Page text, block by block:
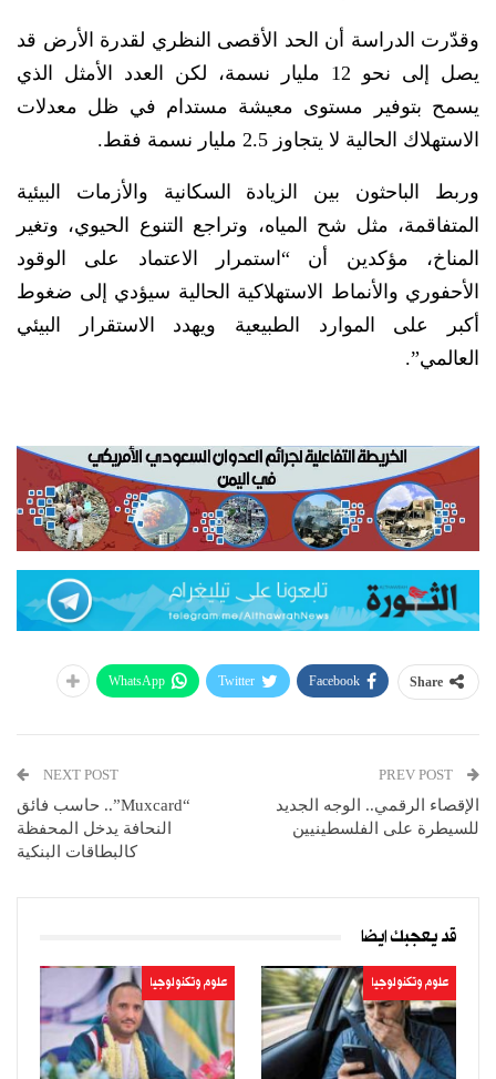
وقدّرت الدراسة أن الحد الأقصى النظري لقدرة الأرض قد
يصل إلى نحو 12 مليار نسمة، لكن العدد الأمثل الذي
يسمح بتوفير مستوى معيشة مستدام في ظل معدلات
الاستهلاك الحالية لا يتجاوز 2.5 مليار نسمة فقط.
وربط الباحثون بين الزيادة السكانية والأزمات البيئية
المتفاقمة، مثل شح المياه، وتراجع التنوع الحيوي، وتغير
المناخ، مؤكدين أن “استمرار الاعتماد على الوقود
الأحفوري والأنماط الاستهلاكية الحالية سيؤدي إلى ضغوط
أكبر على الموارد الطبيعية ويهدد الاستقرار البيئي
العالمي”.
Share
Facebook
Twitter
WhatsApp
الإقصاء الرقمي.. الوجه الجديد
للسيطرة على الفلسطينيين
NEXT POST
“Muxcard”.. حاسب فائق
النحافة يدخل المحفظة
كالبطاقات البنكية
قد يعجبك ايضا
علوم وتكنولوجيا علوم وتكنولوجيا